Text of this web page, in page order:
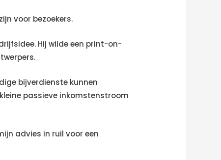
voor bezoekers.
Hij wilde een print-on-
bijverdienste kunnen
passieve inkomstenstroom
advies in ruil voor een